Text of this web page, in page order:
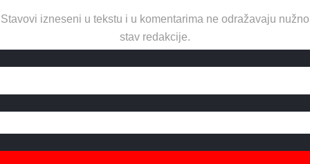
Stavovi izneseni u tekstu i u komentarima ne odražavaju nužno
stav redakcije.